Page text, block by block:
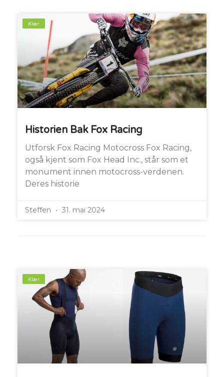
Klær
Historien Bak Fox Racing
Utforsk Fox Racing Motocross Fox Racing,
også kjent som Fox Head Inc., står som et
monument innen motocross-verdenen.
Deres historie
Steffen 31. mai 2024
Klær